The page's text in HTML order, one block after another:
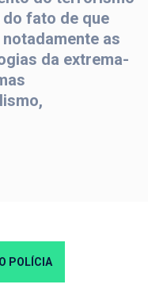
fato de que
as
da extrema-
POLÍCIA